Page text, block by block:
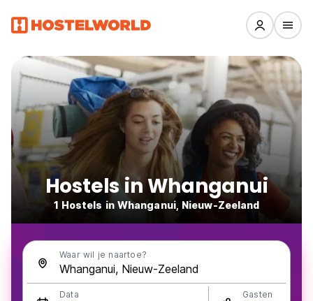
Hostels in Whanganui
1 Hostels in Whanganui, Nieuw-Zeeland
Waar wil je naartoe?
Data Gasten